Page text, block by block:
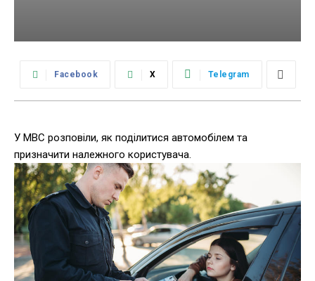
Facebook X Telegram
У МВС розповіли, як поділитися автомобілем та
призначити належного користувача.